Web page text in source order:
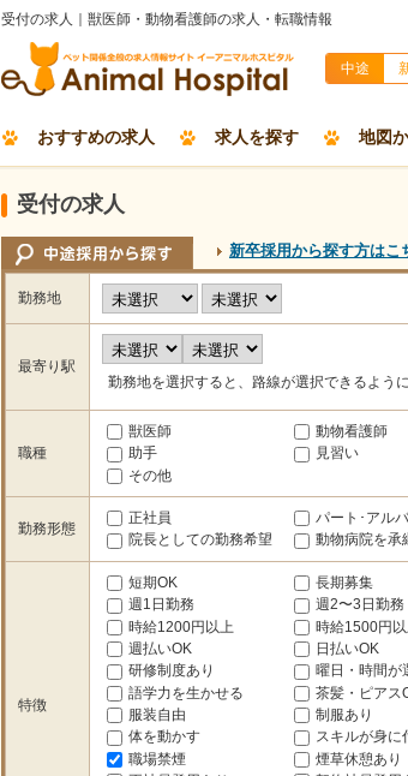
受付の求人｜獣医師・動物看護師の求人・転職情報
中途
おすすめの求人 求人を探す 地図
受付の求人
新卒採用から探す方はこ
勤務地
最寄り駅
勤務地を選択すると、路線が選択できるように
職種
獣医師 動物看護師
助手
見習い
その他
勤務形態
正社員 パート･アル
院長としての勤務希望
動物病院を承
特徴
短期OK 長期募集
週1日勤務
週2〜3日勤務
時給1200円以上
時給1500円
週払いOK
日払いOK
研修制度あり
曜日・時間が
語学力を生かせる
茶髪・ピアス
服装自由
制服あり
体を動かす
スキルが身に
職場禁煙
煙草休憩あり